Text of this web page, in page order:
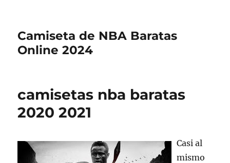
Camiseta de NBA Baratas
Online 2024
camisetas nba baratas
2020 2021
Casi al
mismo